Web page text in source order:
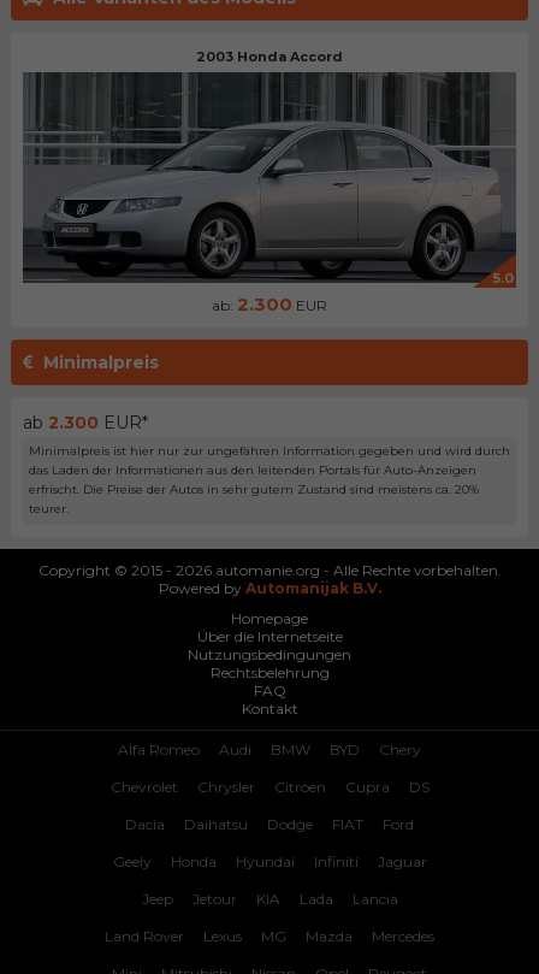
2003 Honda Accord
5.0
ab: 2.300 EUR
Minimalpreis
ab 2.300 EUR*
Minimalpreis ist hier nur zur ungefähren Information gegeben und wird durch
das Laden der Informationen aus den leitenden Portals für Auto-Anzeigen
erfrischt. Die Preise der Autos in sehr gutem Zustand sind meistens ca. 20%
teurer.
Copyright © 2015 - 2026 automanie.org - Alle Rechte vorbehalten.
Powered by Automanijak B.V.
Homepage
Über die Internetseite
Nutzungsbedingungen
Rechtsbelehrung
FAQ
Kontakt
Alfa Romeo Audi BMW BYD Chery
Chevrolet Chrysler Citroen Cupra DS
Dacia Daihatsu Dodge FIAT Ford
Geely Honda Hyundai Infiniti Jaguar
Jeep Jetour KIA Lada Lancia
Land Rover Lexus MG Mazda Mercedes